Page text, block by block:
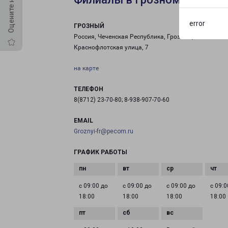
error
ГРОЗНЫЙ
Россия, Чеченская Республика, Грозный,
Краснофлотская улица, 7
на карте
ТЕЛЕФОН
8(8712) 23-70-80; 8-938-907-70-60
EMAIL
Groznyi-fr@pecom.ru
ГРАФИК РАБОТЫ
с 09:00 до
18:00
с 09:00 до
18:00
с 09:00 до
18:00
с
18:00